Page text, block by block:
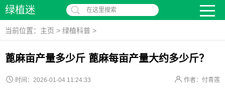
绿植迷 在这里搜索
当前位置： 主页 > 绿植科普 >
蓖麻亩产量多少斤 蓖麻每亩产量大约多少斤？
时间：2026-01-04 11:24:33 作者：付青莲